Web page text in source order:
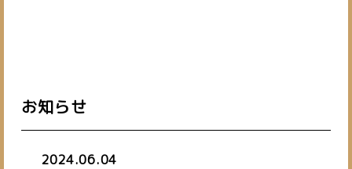
お知らせ
2024.06.04